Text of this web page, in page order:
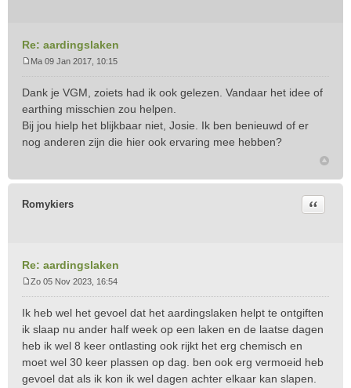
Re: aardingslaken
r
i
c
h
Ma 09 Jan 2017, 10:15
Dank je VGM, zoiets had ik ook gelezen. Vandaar het idee of
earthing misschien zou helpen.
Bij jou hielp het blijkbaar niet, Josie. Ik ben benieuwd of er
nog anderen zijn die hier ook ervaring mee hebben?
Romykiers
Re: aardingslaken
Citeer
c
h
t
Zo 05 Nov 2023, 16:54
Ik heb wel het gevoel dat het aardingslaken helpt te ontgiften
ik slaap nu ander half week op een laken en de laatse dagen
heb ik wel 8 keer ontlasting ook rijkt het erg chemisch en
moet wel 30 keer plassen op dag. ben ook erg vermoeid heb
gevoel dat als ik kon ik wel dagen achter elkaar kan slapen.